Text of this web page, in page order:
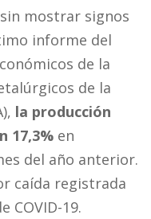
mostrar signos
informe del
de la
de la
la producción
17,3% en
del año anterior.
caída registrada
COVID-19.